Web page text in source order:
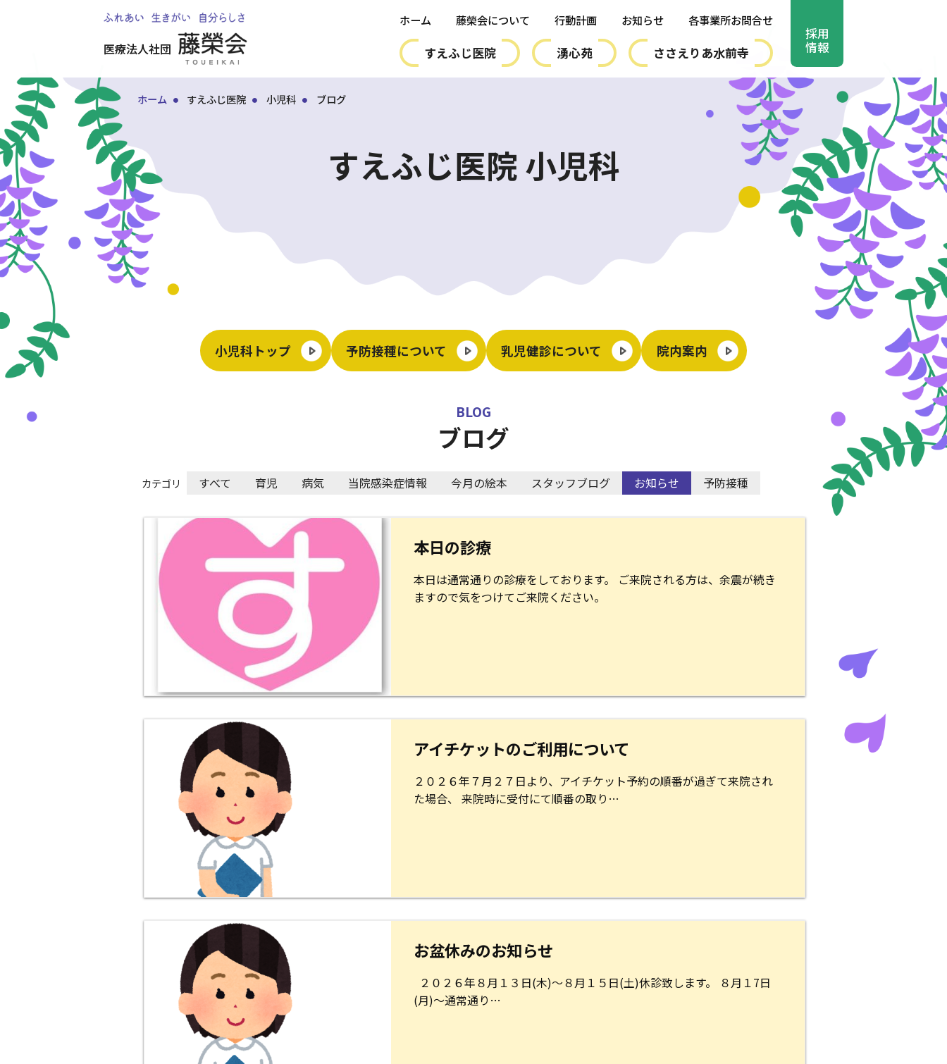
医療法人社団
ホーム 藤榮会について 行動計画 お知らせ 各事業所お問合せ
すえふじ医院 湧心苑 ささえりあ水前寺
採用
情報
ホーム すえふじ医院 小児科 ブログ
すえふじ医院 小児科
小児科トップ 予防接種について 乳児健診について 院内案内
BLOG
ブログ
カテゴリ すべて 育児 病気 当院感染症情報 今月の絵本 スタッフブログ お知らせ 予防接種
本日の診療
本日は通常通りの診療をしております。 ご来院される方は、余震が続き
ますので気をつけてご来院ください。
アイチケットのご利用について
２０２６年７月２７日より、アイチケット予約の順番が過ぎて来院され
た場合、 来院時に受付にて順番の取り…
お盆休みのお知らせ
２０２６年８月１３日(木)～８月１５日(土)休診致します。 ８月１7日
(月)～通常通り…